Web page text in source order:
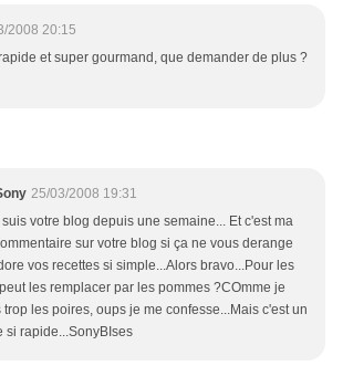
2008 20:15
et super gourmand, que demander de plus ?
25/03/2008 19:31
suis votre blog depuis une semaine... Et c'est ma
sur votre blog si ça ne vous derange
vos recettes si simple...Alors bravo...Pour les
les remplacer par les pommes ?COmme je
trop les poires, oups je me confesse...Mais c'est un
si rapide...SonyBIses